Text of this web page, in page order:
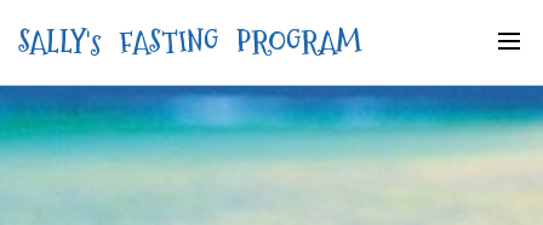
SALLY's FASTING PROGRAM